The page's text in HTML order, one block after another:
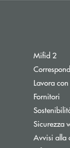
Mifid 2
Lavora
Fornitori
Sicurezza
Avvisi alla